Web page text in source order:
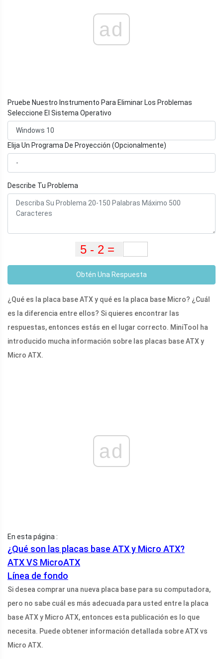
ad
Pruebe Nuestro Instrumento Para Eliminar Los Problemas
Seleccione El Sistema Operativo
Elija Un Programa De Proyección (Opcionalmente)
Describe Tu Problema
Obtén Una Respuesta
¿Qué es la placa base ATX y qué es la placa base Micro? ¿Cuál
es la diferencia entre ellos? Si quieres encontrar las
respuestas, entonces estás en el lugar correcto. MiniTool ha
introducido mucha información sobre las placas base ATX y
Micro ATX.
ad
En esta página :
¿Qué son las placas base ATX y Micro ATX?
ATX VS MicroATX
Línea de fondo
Si desea comprar una nueva placa base para su computadora,
pero no sabe cuál es más adecuada para usted entre la placa
base ATX y Micro ATX, entonces esta publicación es lo que
necesita. Puede obtener información detallada sobre ATX vs
Micro ATX.